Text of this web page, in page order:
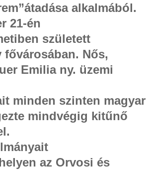
alkalmából.
21-én
született
fővárosában. Nős,
Emilia ny. üzemi
minden szinten magyar
mindvégig kitűnő
az Orvosi és